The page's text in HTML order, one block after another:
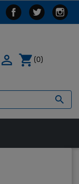

 shopping_cart (0)